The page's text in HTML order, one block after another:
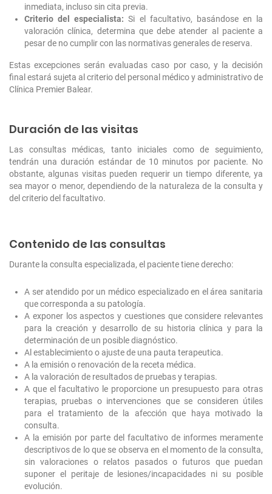
inmediata, incluso sin cita previa.
Criterio del especialista: Si el facultativo, basándose en la
valoración clínica, determina que debe atender al paciente a
pesar de no cumplir con las normativas generales de reserva.
Estas excepciones serán evaluadas caso por caso, y la decisión
final estará sujeta al criterio del personal médico y administrativo de
Clínica Premier Balear.
Duración de las visitas
Las consultas médicas, tanto iniciales como de seguimiento,
tendrán una duración estándar de 10 minutos por paciente. No
obstante, algunas visitas pueden requerir un tiempo diferente, ya
sea mayor o menor, dependiendo de la naturaleza de la consulta y
del criterio del facultativo.
Contenido de las consultas
Durante la consulta especializada, el paciente tiene derecho:
A ser atendido por un médico especializado en el área sanitaria
que corresponda a su patología.
A exponer los aspectos y cuestiones que considere relevantes
para la creación y desarrollo de su historia clínica y para la
determinación de un posible diagnóstico.
Al establecimiento o ajuste de una pauta terapeutica.
A la emisión o renovación de la receta médica.
A la valoración de resultados de pruebas y terapias.
A que el facultativo le proporcione un presupuesto para otras
terapias, pruebas o intervenciones que se consideren útiles
para el tratamiento de la afección que haya motivado la
consulta.
A la emisión por parte del facultativo de informes meramente
descriptivos de lo que se observa en el momento de la consulta,
sin valoraciones o relatos pasados o futuros que puedan
suponer el peritaje de lesiones/incapacidades ni su posible
evolución.